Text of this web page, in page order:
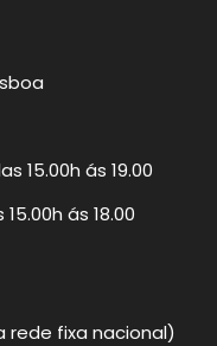
15.00h ás 19.00
ás 18.00
rede fixa nacional)